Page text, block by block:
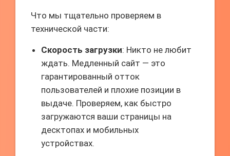
Что мы тщательно проверяем в
технической части:
Скорость загрузки: Никто не любит
ждать. Медленный сайт — это
гарантированный отток
пользователей и плохие позиции в
выдаче. Проверяем, как быстро
загружаются ваши страницы на
десктопах и мобильных
устройствах.